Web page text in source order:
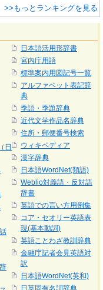
>>もっとランキングを見る
日
日本語活用形辞書
宮内庁用語
標準案内用図記号一覧
アルファベット表記辞
典
季語・季題辞典
近代文学作品名辞典
住所・郵便番号検索
ウィキペディア
漢字辞典
日本語WordNet(類語)
Weblio対義語・反対語
辞書
英語での言い方用例集
コア・セオリー英語表
現(基本動詞)
英語ことわざ教訓辞典
金融庁記者会見英語対
訳
日本語WordNet(英和)
日英固有名詞辞典